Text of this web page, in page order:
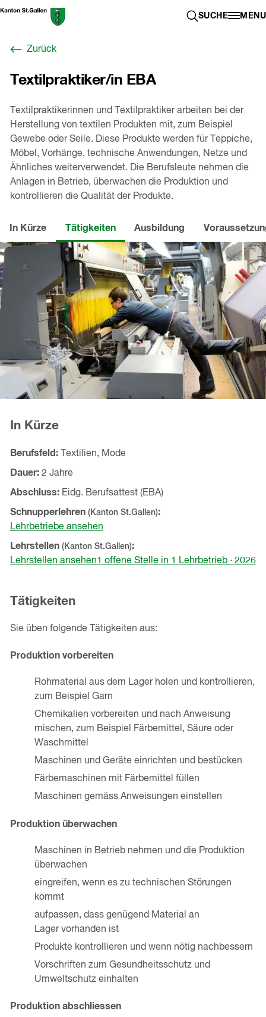
Zum
Berufswahl-
Startseite
SUCHE
SUCHE MENU
Zurück
Textilpraktiker/in EBA
Textilpraktikerinnen und Textilpraktiker arbeiten bei der
Herstellung von textilen Produkten mit, zum Beispiel
Gewebe oder Seile. Diese Produkte werden für Teppiche,
Möbel, Vorhänge, technische Anwendungen, Netze und
Ähnliches weiterverwendet. Die Berufsleute nehmen die
Anlagen in Betrieb, überwachen die Produktion und
kontrollieren die Qualität der Produkte.
In Kürze Tätigkeiten Ausbildung
In Kürze
Berufsfeld
Textilien, Mode
Dauer 2 Jahre
Abschluss
Eidg. Berufsattest (EBA)
Schnupperlehren (Kanton St.Gallen)
Lehrbetriebe ansehen
Lehrstellen (Kanton St.Gallen)
Lehrstellen ansehen1 offene Stellein 1 Lehrbetrieb· 2026
Tätigkeiten
Sie üben folgende Tätigkeiten aus:
Produktion vorbereiten
Rohmaterial aus dem Lager holen und kontrollieren,
zum Beispiel Garn
Chemikalien vorbereiten und nach Anweisung
mischen, zum Beispiel Färbemittel, Säure oder
Waschmittel
Maschinen und Geräte einrichten und bestücken
Färbemaschinen mit Färbemittel füllen
Maschinen gemäss Anweisungen einstellen
Produktion überwachen
Maschinen in Betrieb nehmen und die Produktion
überwachen
eingreifen, wenn es zu technischen Störungen
kommt
aufpassen, dass genügend Material an
Lager vorhanden ist
Produkte kontrollieren und wenn nötig nachbessern
Vorschriften zum Gesundheitsschutz und
Umweltschutz einhalten
Produktion abschliessen